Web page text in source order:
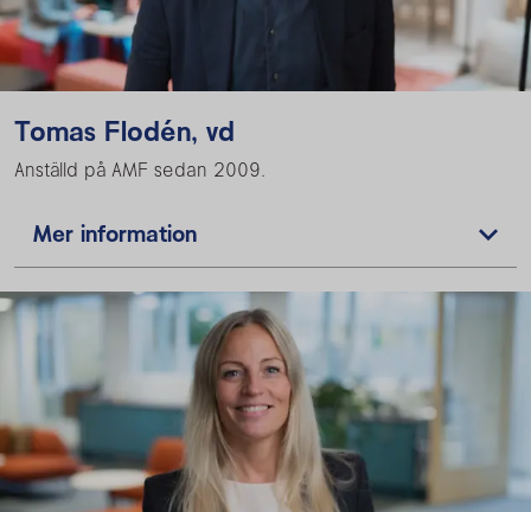
Tomas Flodén, vd
Anställd på AMF sedan 2009.
Mer information